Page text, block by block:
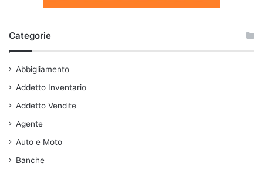
Categorie
Abbigliamento
Addetto Inventario
Addetto Vendite
Agente
Auto e Moto
Banche